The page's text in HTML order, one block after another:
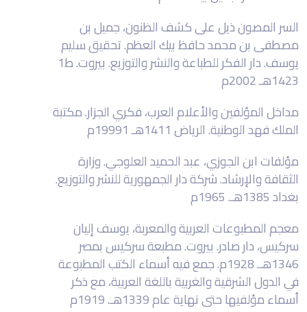
السر المصون ذيل على كشف الظنون، جميل بن
مصطفى بن محمد حافظ بيك العظم. تحقيق سليم
يوسف. دار الفكر للطباعة والنشر والتوزيع. بيروت. ط1
1423هـ 2002م
مداخل المؤلفين والأعلام العرب، فكري الجزار. مكتبة
الملك فهد الوطنية. الرياض 1411هـ 19991م
مؤلفات ابن الجوزي، عبد الحميد العلوجي. وزارة
الثقافة والإرشاد. شركة دار الجمهورية للنشر والتوزيع.
بغداد 1385هـ. 1965م
معجم المطبوعات العربية والمعربة، يوسف إليان
سركيس، دار صادر. بيروت. مطبعة سركيس بمصر
1346هـ. 1928م. جمع فيه أسماء الكتب المطبوعة
في الدول الشرقية والغربية باللغة العربية، مع ذكر
أسماء مؤلفيها حتى نهاية عام 1339هـ. 1919م